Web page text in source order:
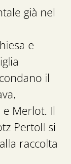
già nel
e
il
Merlot. Il
Pertoll si
raccolta